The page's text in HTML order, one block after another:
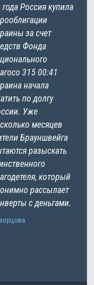
года Россия купила
за счет
Фонда
315 00:41
начала
по долгу
Уже
месяцев
Брауншвейга
разыскать
который
рассылает
с деньгами.